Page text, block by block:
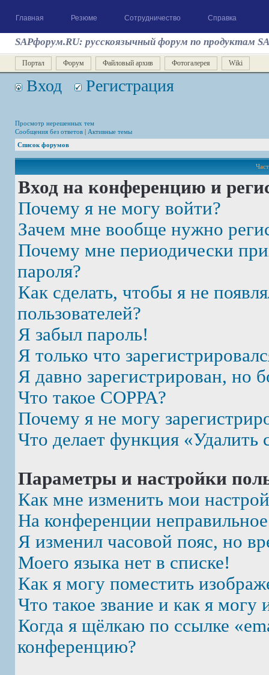
Главная Резюме Сотрудничество Справка
SAPфорум.RU: русскоязычный форум по продуктам
Портал Форум Файловый архив Фотогалерея Wiki
Вход Регистрация
Просмотр нерешенных тем
Сообщения без ответов | Активные темы
Список форумов
Вход на конференцию и
Почему я не могу войти?
Зачем мне вообще нужно
Почему мне периодически
пароля?
Как сделать, чтобы я не
пользователей?
Я забыл пароль!
Я только что
Я давно зарегистрирован, но
Что такое COPPA?
Почему я не могу
Что делает функция «Удалить
Параметры и настройки
Как мне изменить мои
На конференции
Я изменил часовой пояс, но
Моего языка нет в списке!
Как я могу поместить
Что такое звание и как я могу
Когда я щёлкаю по ссылке
конференцию?